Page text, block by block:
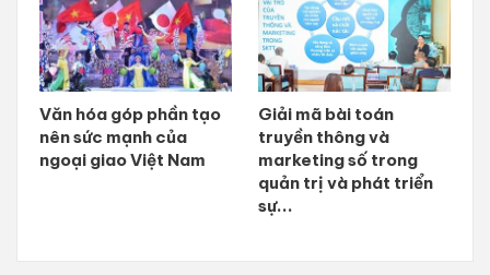
Văn hóa góp phần tạo
nên sức mạnh của
ngoại giao Việt Nam
Giải mã bài toán
truyền thông và
marketing số trong
quản trị và phát triển
sự...